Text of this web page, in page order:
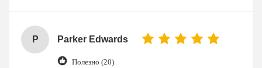
P Parker Edwards
Полезно (20)